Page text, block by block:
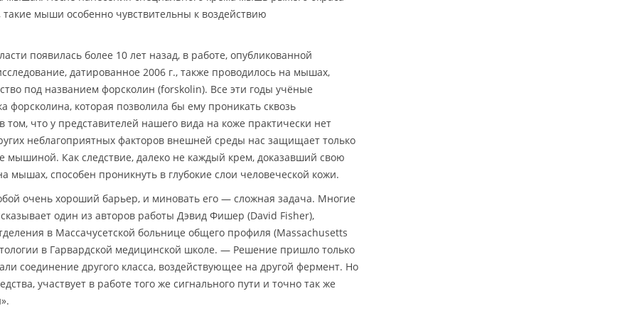
такие мыши особенно чувствительны к воздействию
появилась более 10 лет назад, в работе, опубликованной
датированное 2006 г., также проводилось на мышах,
под названием форсколин (forskolin). Все эти годы учёные
форсколина, которая позволила бы ему проникать сквозь
что у представителей нашего вида на коже практически нет
неблагоприятных факторов внешней среды нас защищает только
Как следствие, далеко не каждый крем, доказавший свою
мышах, способен проникнуть в глубокие слои человеческой кожи.
очень хороший барьер, и миновать его — сложная задача. Многие
один из авторов работы Дэвид Фишер (David Fisher),
в Массачусетской больнице общего профиля (Massachusetts
в Гарвардской медицинской школе. — Решение пришло только
соединение другого класса, воздействующее на другой фермент. Но
участвует в работе того же сигнального пути и точно так же